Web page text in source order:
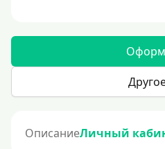
ОписаниеЛичный